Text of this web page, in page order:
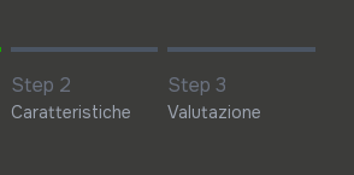
Step 2
Caratteristiche
Step 3
Valutazione